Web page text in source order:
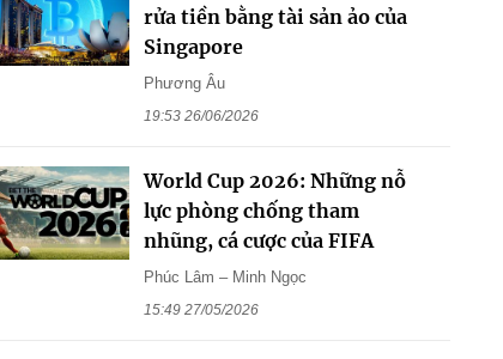
rửa tiền bằng tài sản ảo của
Singapore
Phương Âu
19:53 26/06/2026
World Cup 2026: Những nỗ
lực phòng chống tham
nhũng, cá cược của FIFA
Phúc Lâm – Minh Ngọc
15:49 27/05/2026